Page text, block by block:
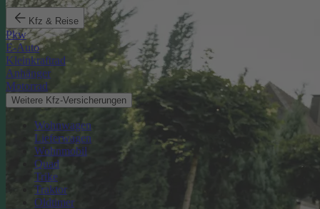
Kfz & Reise
Pkw
E-Auto
Kleinkraftrad
Anhänger
Motorrad
Weitere Kfz-Versicherungen
Wohnwagen
Lieferwagen
Wohnmobil
Quad
Trike
Traktor
Oldtimer